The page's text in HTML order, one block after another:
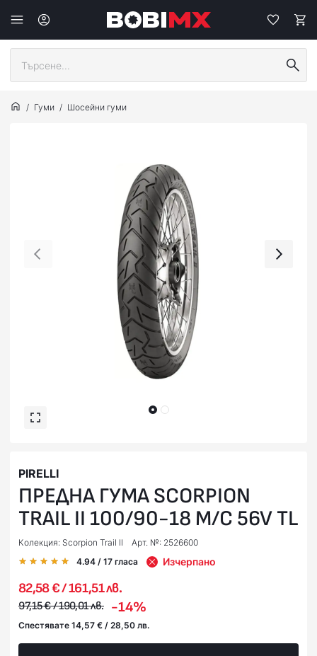
Гуми Шосейни гуми
PIRELLI
ПРЕДНА ГУМА SCORPION
TRAIL II 100/90-18 M/C 56V TL
Колекция: Scorpion Trail II
Арт. №: 2526600
4.94 / 17 гласа Изчерпано
82,58 € / 161,51 лв.
97,15 € / 190,01 лв. -14%
Спестявате 14,57 € / 28,50 лв.